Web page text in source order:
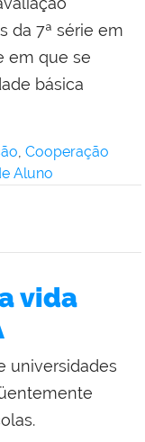
da 7ª série em
em que se
básica
, Cooperação
Aluno
vida
universidades